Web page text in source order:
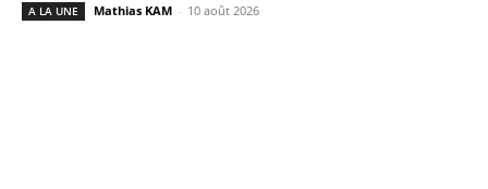
A LA UNE Mathias KAM - 10 août 2026